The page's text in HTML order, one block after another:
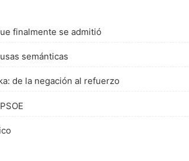
finalmente se admitió
semánticas
de la negación al refuerzo